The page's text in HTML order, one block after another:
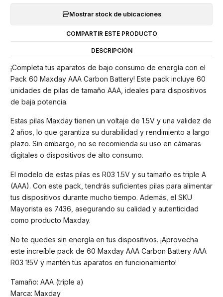
Mostrar stock de ubicaciones
COMPARTIR ESTE PRODUCTO
DESCRIPCIÓN
¡Completa tus aparatos de bajo consumo de energía con el
Pack 60 Maxday AAA Carbon Battery! Este pack incluye 60
unidades de pilas de tamaño AAA, ideales para dispositivos
de baja potencia.
Estas pilas Maxday tienen un voltaje de 1.5V y una validez de
2 años, lo que garantiza su durabilidad y rendimiento a largo
plazo. Sin embargo, no se recomienda su uso en cámaras
digitales o dispositivos de alto consumo.
El modelo de estas pilas es R03 1.5V y su tamaño es triple A
(AAA). Con este pack, tendrás suficientes pilas para alimentar
tus dispositivos durante mucho tiempo. Además, el SKU
Mayorista es 7436, asegurando su calidad y autenticidad
como producto Maxday.
No te quedes sin energía en tus dispositivos. ¡Aprovecha
este increíble pack de 60 Maxday AAA Carbon Battery AAA
R03 1!5V y mantén tus aparatos en funcionamiento!
Tamaño: AAA (triple a)
Marca: Maxday